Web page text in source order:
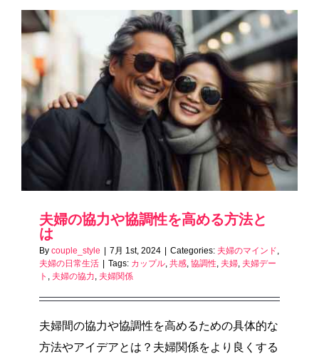
夫婦の協力や協調性を高める方法と
は
By couple_style | 7月 1st, 2024 | Categories: 夫婦のマインド
夫婦の日常生活 | Tags: カップル 共感 協調性 夫婦 夫婦デー
ト
夫婦の協力 夫婦関係
夫婦間の協力や協調性を高めるための具体的な
方法やアイデアとは？夫婦関係をより良くする